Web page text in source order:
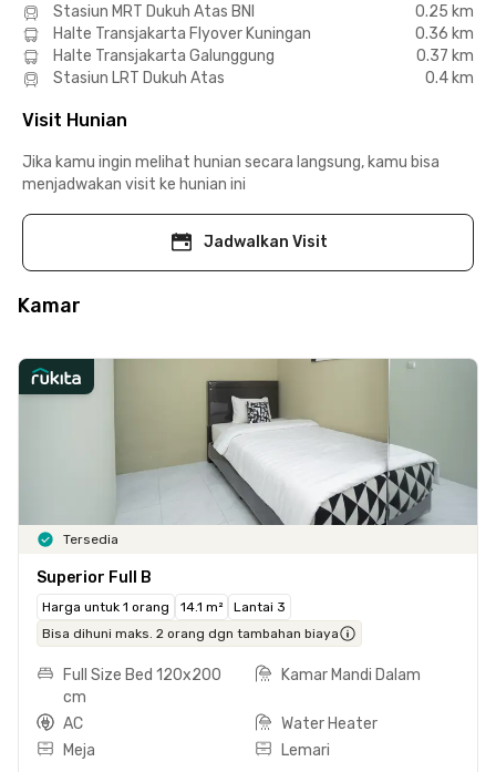
Stasiun MRT Dukuh Atas BNI
0.25 km
Halte Transjakarta Flyover Kuningan
0.36 km
Halte Transjakarta Galunggung
0.37 km
Stasiun LRT Dukuh Atas
0.4 km
Visit Hunian
Jika kamu ingin melihat hunian secara langsung, kamu bisa
menjadwakan visit ke hunian ini
Jadwalkan Visit
Kamar
Tersedia
Superior Full B
Harga untuk 1 orang 14.1 m²
Lantai 3
Bisa dihuni maks. 2 orang dgn tambahan biaya
Full Size Bed 120x200
cm
Kamar Mandi Dalam
AC
Water Heater
Meja
Lemari